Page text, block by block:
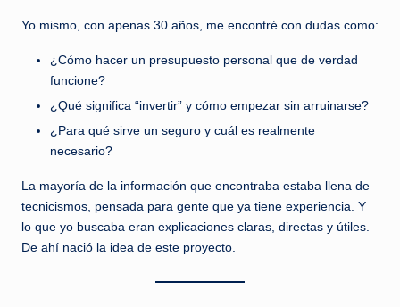
q
b
e
s
Yo mismo, con apenas 30 años, me encontré con dudas como:
¿Cómo hacer un presupuesto personal que de verdad
funcione?
¿Qué significa “invertir” y cómo empezar sin arruinarse?
¿Para qué sirve un seguro y cuál es realmente
necesario?
La mayoría de la información que encontraba estaba llena de
tecnicismos, pensada para gente que ya tiene experiencia. Y
lo que yo buscaba eran explicaciones claras, directas y útiles.
De ahí nació la idea de este proyecto.